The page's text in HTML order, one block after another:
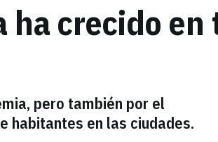
ha crecido en
pero también por el
habitantes en las ciudades.